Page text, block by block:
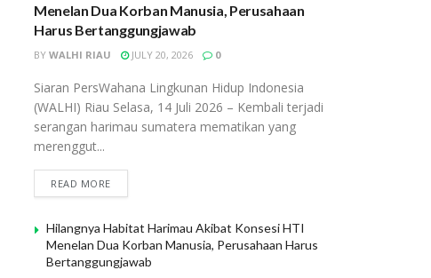
Menelan Dua Korban Manusia, Perusahaan
Harus Bertanggungjawab
BY WALHI RIAU JULY 20, 2026 0
Siaran PersWahana Lingkunan Hidup Indonesia
(WALHI) Riau Selasa, 14 Juli 2026 – Kembali terjadi
serangan harimau sumatera mematikan yang
merenggut...
READ MORE
Hilangnya Habitat Harimau Akibat Konsesi HTI
Menelan Dua Korban Manusia, Perusahaan Harus
Bertanggungjawab